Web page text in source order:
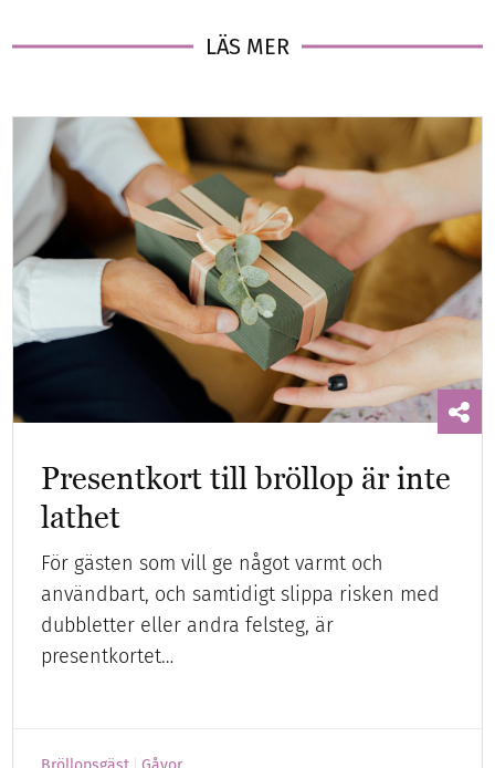
LÄS MER
Presentkort till bröllop är inte
lathet
För gästen som vill ge något varmt och
användbart, och samtidigt slippa risken med
dubbletter eller andra felsteg, är
presentkortet…